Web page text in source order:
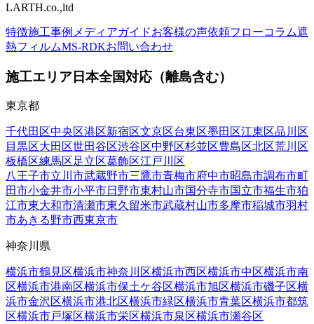
LARTH.co.,ltd
特徴施工事例 メディアガイドお客様の声依頼フローコラム遮
熱フィルムMS-RDKお問い合わせ
施工エリア 日本全国対応（離島含む）
東京都
千代田区中央区港区新宿区文京区台東区墨田区江東区品川区
目黒区大田区世田谷区渋谷区中野区杉並区豊島区北区荒川区
板橋区練馬区足立区葛飾区江戸川区
八王子市立川市武蔵野市三鷹市青梅市府中市昭島市調布市町
田市小金井市小平市日野市東村山市国分寺市国立市福生市狛
江市東大和市清瀬市東久留米市武蔵村山市多摩市稲城市羽村
市あきる野市西東京市
神奈川県
横浜市鶴見区横浜市神奈川区横浜市西区横浜市中区横浜市南
区横浜市港南区横浜市保土ケ谷区横浜市旭区横浜市磯子区横
浜市金沢区横浜市港北区横浜市緑区横浜市青葉区横浜市都筑
区横浜市戸塚区横浜市栄区横浜市泉区横浜市瀬谷区